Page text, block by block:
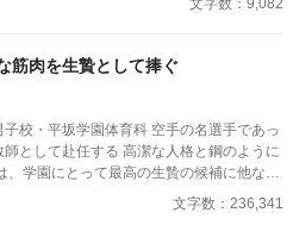
文字数：9,082
筋肉を生贄として捧ぐ
学園体育科 空手の名選手であっ
る 高潔な人格と鋼のように
水”、“風”、“土”の信奉者達が暗躍する 意
文字数：236,341